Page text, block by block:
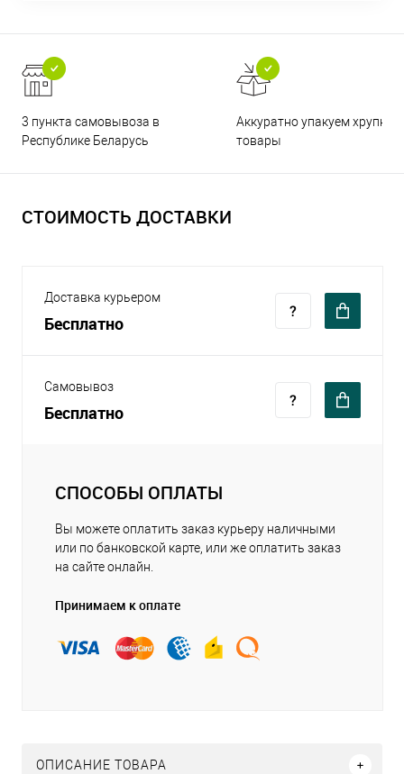
3 пункта самовывоза в
Республике Беларусь
Аккуратно упакуем хрупкие
товары
СТОИМОСТЬ ДОСТАВКИ
Доставка курьером
Бесплатно
Самовывоз
Бесплатно
СПОСОБЫ ОПЛАТЫ
Вы можете оплатить заказ курьеру наличными
или по банковской карте, или же оплатить заказ
на сайте онлайн.
Принимаем к оплате
ОПИСАНИЕ ТОВАРА